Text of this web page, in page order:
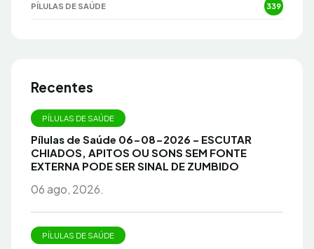
PÍLULAS DE SAÚDE 339
Recentes
PÍLULAS DE SAÚDE
Pílulas de Saúde 06-08-2026 – ESCUTAR
CHIADOS, APITOS OU SONS SEM FONTE
EXTERNA PODE SER SINAL DE ZUMBIDO
06 ago, 2026.
PÍLULAS DE SAÚDE